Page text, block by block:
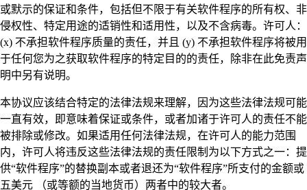
或默示的保证和条件，包括但不限于有关软件程序的所有权、非
侵权性、特定用途的适销性和适用性，以及不含病毒。许可人：
(x) 不承担软件程序质量的责任，并且 (y) 不承担软件程序将被用
于任何您为之获取软件程序的特定目的的责任，除非在此免责声
明中另有说明。
本协议应该结合特定的法律法规来理解，因为这些法律法规可能
一直有效，即意味着保证或条件，或者加诸于许可人的责任不能
被排除或修改。如果适用任何法律法规，在许可人的能力范围
内，许可人将违反这些法律法规的责任限制为以下方式之一：提
供“软件程序”的替换副本或者退还为“软件程序”所支付的金额或
五美元 （或等额的当地货币）两者中的较大者。